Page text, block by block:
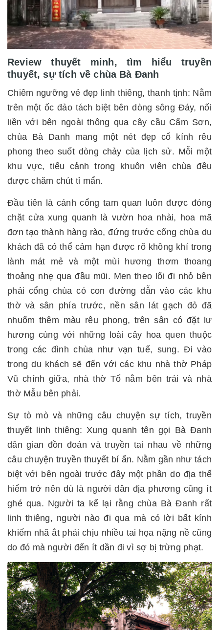
Review thuyết minh, tìm hiểu truyền
thuyết, sự tích về chùa Bà Đanh
Chiêm ngưỡng vẻ đẹp linh thiêng, thanh tịnh: Nằm
trên một ốc đảo tách biệt bên dòng sông Đáy, nối
liền với bên ngoài thông qua cây cầu Cấm Sơn,
chùa Bà Danh mang một nét đẹp cổ kính rêu
phong theo suốt dòng chảy của lịch sử. Mỗi một
khu vực, tiểu cảnh trong khuôn viên chùa đều
được chăm chút tỉ mẩn.
Đầu tiên là cánh cổng tam quan luôn được đóng
chặt cửa xung quanh là vườn hoa nhài, hoa mã
đơn tạo thành hàng rào, đứng trước cổng chùa du
khách đã có thể cảm hạn được rõ không khí trong
lành mát mẻ và một mùi hương thơm thoang
thoảng nhẹ qua đầu mũi. Men theo lối đi nhỏ bên
phải cổng chùa có con đường dẫn vào các khu
thờ và sân phía trước, nền sân lát gạch đỏ đã
nhuốm thêm màu rêu phong, trên sân có đặt lư
hương cùng với những loài cây hoa quen thuộc
trong các đình chùa như vạn tuế, sung. Đi vào
trong du khách sẽ đến với các khu nhà thờ Pháp
Vũ chính giữa, nhà thờ Tổ nằm bên trái và nhà
thờ Mẫu bên phải.
Sự tò mò và những câu chuyện sự tích, truyền
thuyết linh thiêng: Xung quanh tên gọi Bà Đanh
dân gian đồn đoán và truyền tai nhau về những
câu chuyện truyền thuyết bí ẩn. Nằm gần như tách
biệt với bên ngoài trước đây một phần do địa thế
hiểm trở nên dù là người dân địa phương cũng ít
ghé qua. Người ta kể lại rằng chùa Bà Đanh rất
linh thiêng, người nào đi qua mà có lời bất kính
khiếm nhã ắt phải chịu nhiều tai họa nặng nề cũng
do đó mà người đến ít dần đi vì sợ bị trừng phạt.